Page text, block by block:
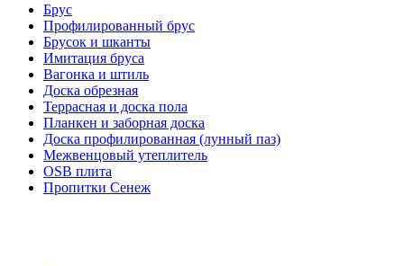
Брус
Профилированный брус
Брусок и шканты
Имитация бруса
Вагонка и штиль
Доска обрезная
Террасная и доска пола
Планкен и заборная доска
Доска профилированная (лунный паз)
Межвенцовый утеплитель
OSB плита
Пропитки Сенеж